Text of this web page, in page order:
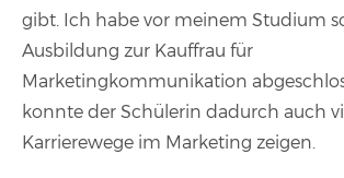
gibt. Ich habe vor meinem Studium
Ausbildung zur Kauffrau für
Marketingkommunikation
konnte der Schülerin dadurch auch
Karrierewege im Marketing zeigen.